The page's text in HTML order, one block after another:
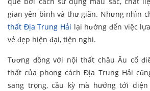
gian yên bình và thư giãn. Nhưng nhìn
thất Địa Trung Hải lại hướng đến việc
vẻ đẹp hiện đại, tiện nghi.
Tương đồng với nội thất châu Âu cổ
thất của phong cách Địa Trung Hải
sang trọng, cầu kỳ mà hướng tới